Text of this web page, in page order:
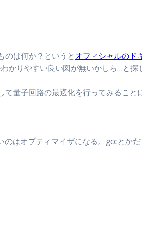
のは何か？というとオフィシャルのド
りやすい良い図が無いかしら…と探
量子回路の最適化を行ってみること
はオプティマイザになる。gccとか